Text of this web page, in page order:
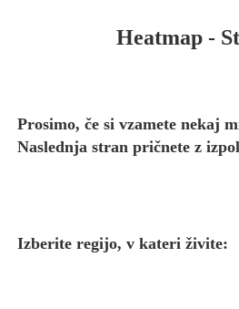
Heatmap -
Prosimo, če si vzamete nekaj
Naslednja stran pričnete z
Izberite regijo, v kateri živite: